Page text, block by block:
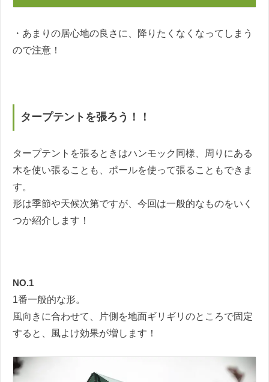
・あまりの居心地の良さに、降りたくなくなってしまう
ので注意！
タープテントを張ろう！！
タープテントを張るときはハンモック同様、周りにある
木を使い張ることも、ポールを使って張ることもできま
す。
形は季節や天候次第ですが、今回は一般的なものをいく
つか紹介します！
NO.1
1番一般的な形。
風向きに合わせて、片側を地面ギリギリのところで固定
すると、風よけ効果が増します！